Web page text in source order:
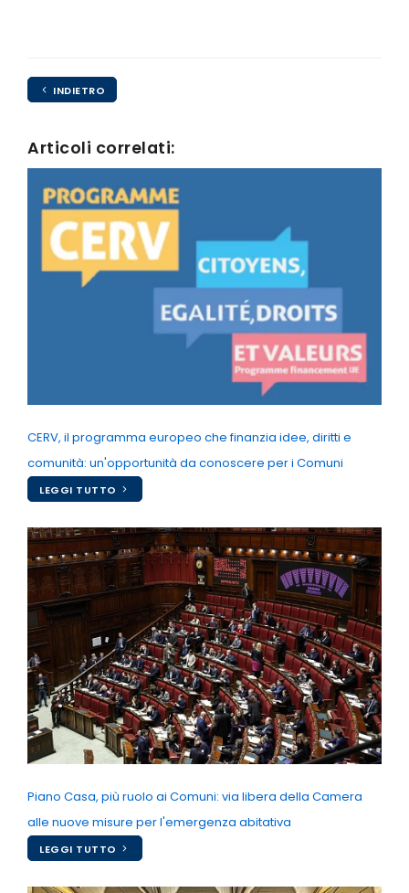
INDIETRO
Articoli correlati:
CERV, il programma europeo che finanzia idee, diritti e
comunità: un'opportunità da conoscere per i Comuni
LEGGI TUTTO
Piano Casa, più ruolo ai Comuni: via libera della Camera
alle nuove misure per l'emergenza abitativa
LEGGI TUTTO